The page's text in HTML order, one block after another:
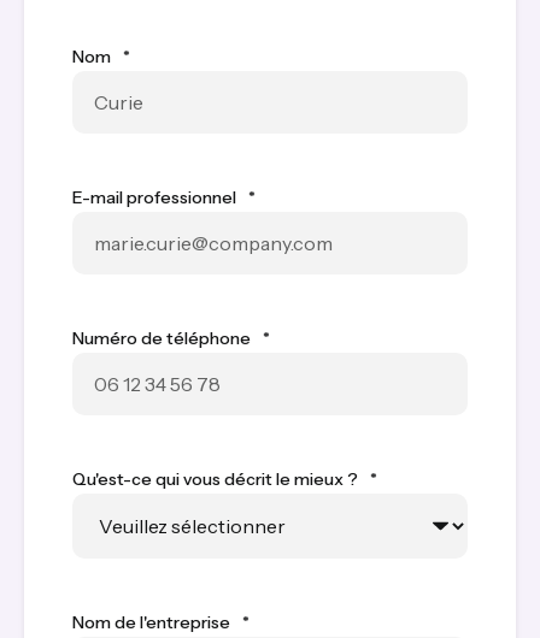
Nom *
E-mail professionnel *
Numéro de téléphone *
Qu'est-ce qui vous décrit le mieux ? *
Nom de l'entreprise *